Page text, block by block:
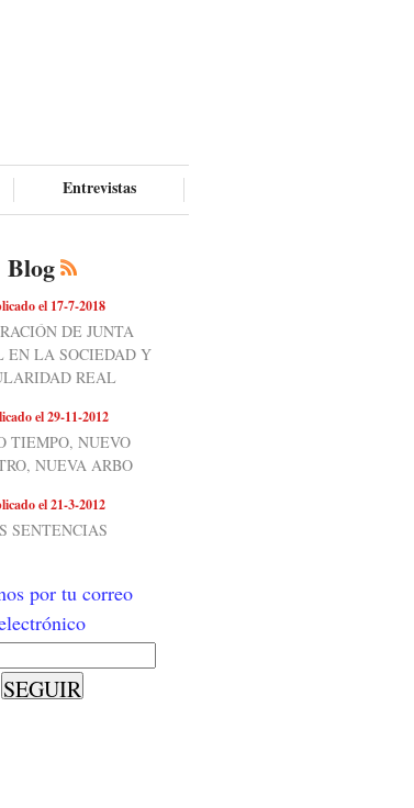
Entrevistas
Blog
el 17-7-2018
DE JUNTA
EN LA SOCIEDAD Y
REAL
el 29-11-2012
TIEMPO, NUEVO
NUEVA ARBO
el 21-3-2012
SENTENCIAS
por tu correo